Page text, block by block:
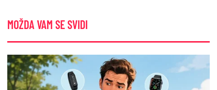
MOŽDA VAM SE SVIDI